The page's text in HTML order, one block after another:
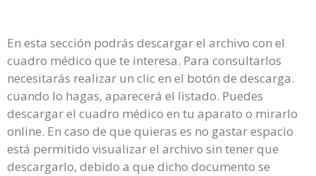
En esta sección podrás descargar el archivo con el
cuadro médico que te interesa. Para consultarlos
necesitarás realizar un clic en el botón de descarga.
cuando lo hagas, aparecerá el listado. Puedes
descargar el cuadro médico en tu aparato o mirarlo
online. En caso de que quieras es no gastar espacio
está permitido visualizar el archivo sin tener que
descargarlo, debido a que dicho documento se